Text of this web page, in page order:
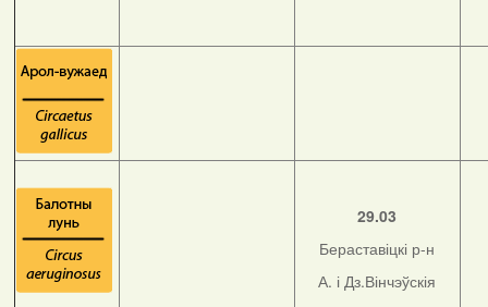
29.03
Бераставіцкі р-н
А. і Дз.Вінчэўскія